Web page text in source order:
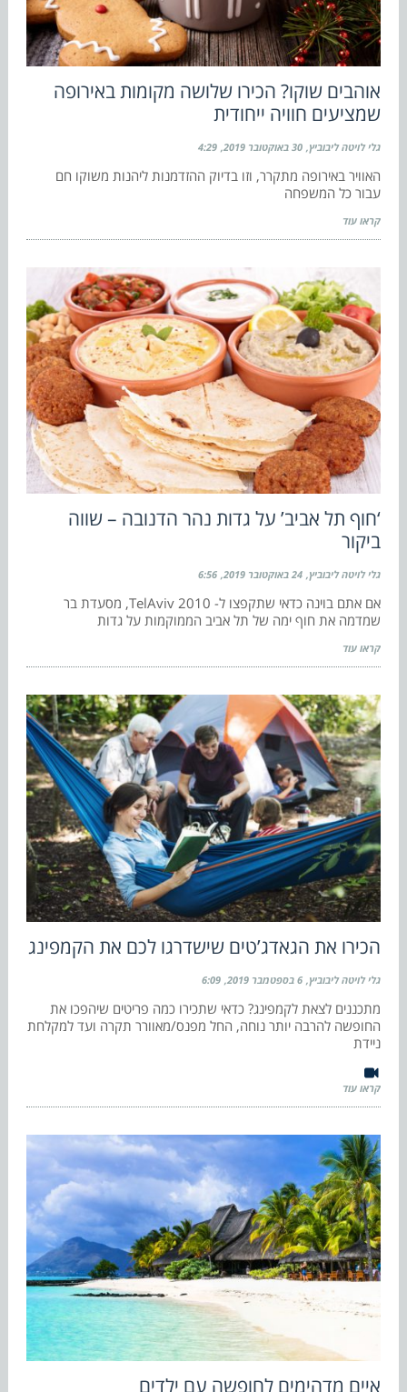
אוהבים שוקו? הכירו שלושה מקומות באירופה
שמציעים חוויה ייחודית
גלי לויטה ליבוביץ 30 באוקטובר 2019 4:29
האוויר באירופה מתקרר, וזו בדיוק ההזדמנות ליהנות משוקו חם
עבור כל המשפחה
קראו עוד
‘חוף תל אביב’ על גדות נהר הדנובה – שווה
ביקור
גלי לויטה ליבוביץ 24 באוקטובר 2019 6:56
אם אתם בוינה כדאי שתקפצו ל- TelAviv 2010, מסעדת בר
שמדמה את חוף ימה של תל אביב הממוקמות על גדות
קראו עוד
הכירו את הגאדג’טים שישדרגו לכם את הקמפינג
גלי לויטה ליבוביץ 6 בספטמבר 2019 6:09
מתכננים לצאת לקמפינג? כדאי שתכירו כמה פריטים שיהפכו את
החופשה להרבה יותר נוחה, החל מפנס/מאוורר תקרה ועד למקלחת
ניידת
קראו עוד
איים מדהימים לחופשה עם ילדים